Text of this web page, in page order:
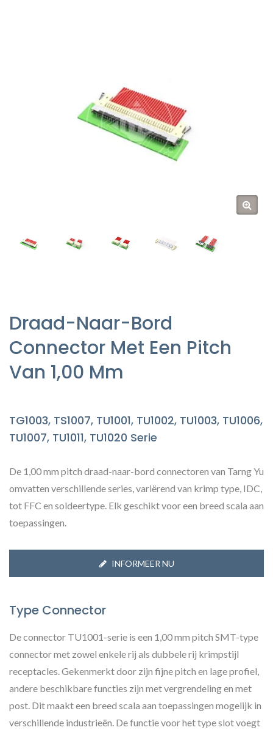
Draad-Naar-Bord
Connector Met Een Pitch
Van 1,00 Mm
TG1003, TS1007, TU1001, TU1002, TU1003, TU1006,
TU1007, TU1011, TU1020 Serie
De 1,00 mm pitch draad-naar-bord connectoren van Tarng Yu
omvatten verschillende series, variërend van krimp type, IDC,
tot FFC en soldeertype. Elk geschikt voor een breed scala aan
toepassingen.
INFORMEER NU
Type Connector
De connector TU1001-serie is een 1,00 mm pitch SMT-type
connector met zowel enkele rij als dubbele rij krimpstijl
receptacles. Gekenmerkt door zijn fijne pitch en lage profiel,
andere beschikbare functies zijn met vergrendeling en met
post. Dit maakt een breed scala aan toepassingen mogelijk in
verschillende industrieën. De functie voor het type slot voegt